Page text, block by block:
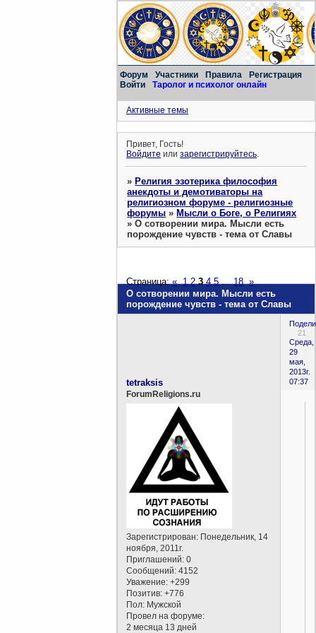
Форум Участники Правила
Регистрация
Войти
Таролог и психолог онлайн
Активные темы
Привет, Гость!
Войдите илизарегистрируйтесь.
»Религия эзотерика философия
анекдоты и демотиваторы на
религиозном форуме - религиозные
форумы »Мысли о Боге, о Религиях
»О сотворении мира. Мысли есть
порождение чувств - тема от Славы
О сотворении мира. Мысли есть
порождение чувств - тема от Славы
Страница:« 1 2 3 4 5 … 18 »
21
Среда,
29
мая,
2013г.
07:37
tetraksis
ForumReligions.ru
Зарегистрирован: Понедельник, 14
ноября, 2011г.
Приглашений: 0
Сообщений: 4152
Уважение: +299
Позитив: +776
Пол: Мужской
Провел на форуме:
2 месяца 13 дней